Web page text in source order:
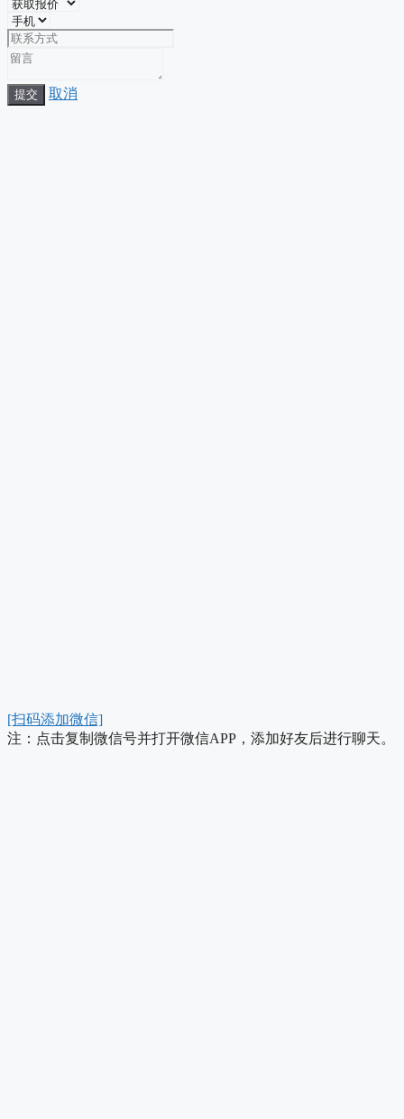
提交 取消
[扫码添加微信]
注：点击复制微信号并打开微信APP，添加好友后进行聊天。